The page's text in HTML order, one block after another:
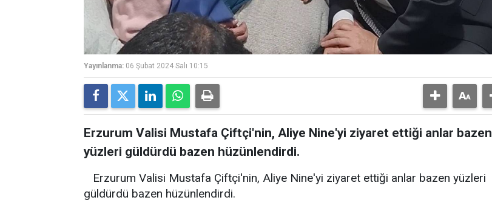
Yayınlanma: 06 Şubat 2024 Salı 10:15
Erzurum Valisi Mustafa Çiftçi'nin, Aliye Nine'yi ziyaret ettiği anlar bazen
yüzleri güldürdü bazen hüzünlendirdi.
Erzurum Valisi Mustafa Çiftçi'nin, Aliye Nine'yi ziyaret ettiği anlar bazen yüzleri
güldürdü bazen hüzünlendirdi.